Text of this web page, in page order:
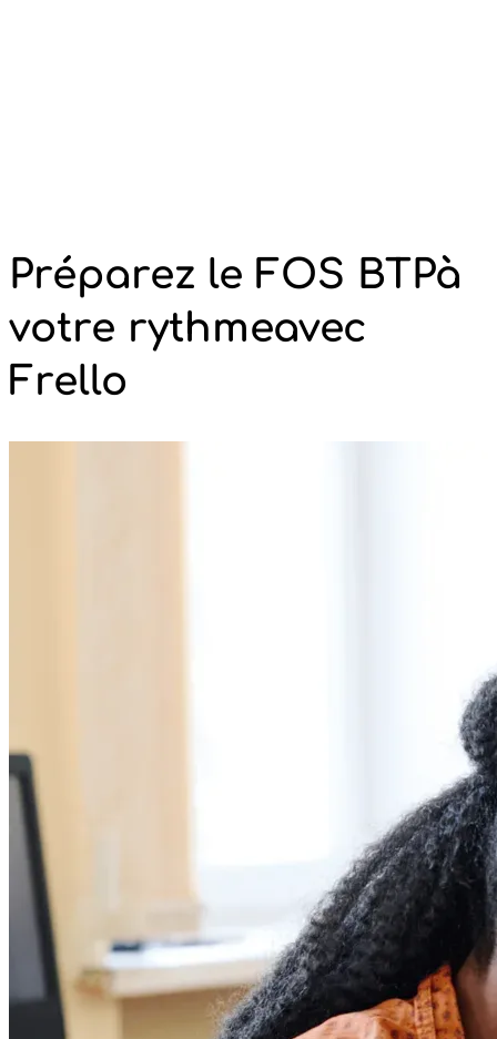
Préparez le FOS BTPà
votre rythmeavec
Frello